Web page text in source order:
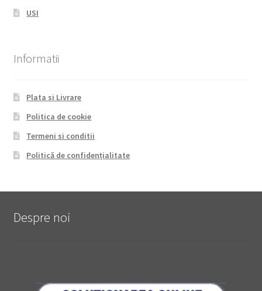
USI
Informatii
Plata si Livrare
Politica de cookie
Termeni si conditii
Politică de confidențialitate
Despre noi